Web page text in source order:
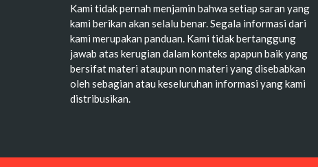
Kami tidak pernah menjamin bahwa setiap saran yang
kami berikan akan selalu benar. Segala informasi dari
kami merupakan panduan. Kami tidak bertanggung
jawab atas kerugian dalam konteks apapun baik yang
bersifat materi ataupun non materi yang disebabkan
oleh sebagian atau keseluruhan informasi yang kami
distribusikan.